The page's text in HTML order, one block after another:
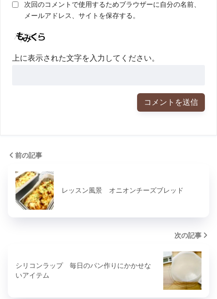
次回のコメントで使用するためブラウザーに自分の名前、
メールアドレス、サイトを保存する。
上に表示された文字を入力してください。
前の記事
レッスン風景 オニオンチーズブレッド
次の記事
シリコンラップ 毎日のパン作りにかかせな
いアイテム